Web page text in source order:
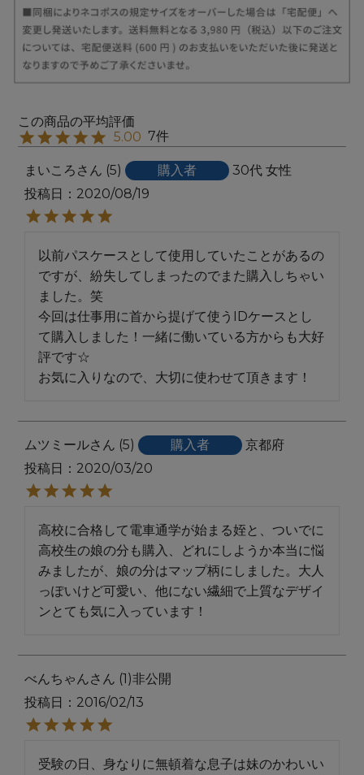
5.00 7
まいころ 5 購入者 30代 女性
投稿日
2020/08/19
以前パスケースとして使用していたことがあるの
ですが、紛失してしまったのでまた購入しちゃい
ました。笑
今回は仕事用に首から提げて使うIDケースとし
て購入しました！一緒に働いている方からも大好
評です☆
お気に入りなので、大切に使わせて頂きます！
ムツミール 5 購入者
京都府
投稿日
2020/03/20
高校に合格して電車通学が始まる姪と、ついでに
高校生の娘の分も購入、どれにしようか本当に悩
みましたが、娘の分はマップ柄にしました。大人
っぽいけど可愛い、他にない繊細で上質なデザイ
ンとても気に入っています！
べんちゃん 1 非公開
投稿日
2016/02/13
受験の日、身なりに無頓着な息子は妹のかわいい